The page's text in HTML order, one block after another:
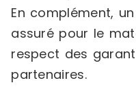
En complément,
assuré pour le
respect des
partenaires.